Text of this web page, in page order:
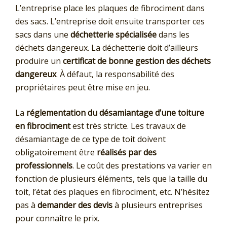
L’entreprise place les plaques de fibrociment dans
des sacs. L’entreprise doit ensuite transporter ces
sacs dans une déchetterie spécialiséedans les
déchets dangereux. La déchetterie doit d’ailleurs
produire un certificat de bonne gestion des déchets
dangereux. À défaut, la responsabilité des
propriétaires peut être mise en jeu.
La réglementation du désamiantage d’une toiture
en fibrocimentest très stricte. Les travaux de
désamiantage de ce type de toit doivent
obligatoirement être réalisés par des
professionnels. Le coût des prestations va varier en
fonction de plusieurs éléments, tels que la taille du
toit, l’état des plaques en fibrociment, etc. N’hésitez
pas à demander des devisà plusieurs entreprises
pour connaître le prix.